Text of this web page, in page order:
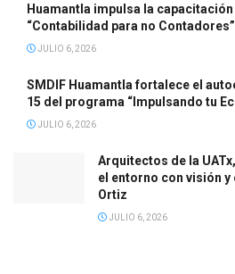
Huamantla impulsa la
“Contabilidad para no Contadores”
JULIO 6, 2026
SMDIF Huamantla fortalece el
15 del programa “Impulsando tu
JULIO 6, 2026
Arquitectos de la
el entorno con visión
Ortiz
JULIO 6, 2026